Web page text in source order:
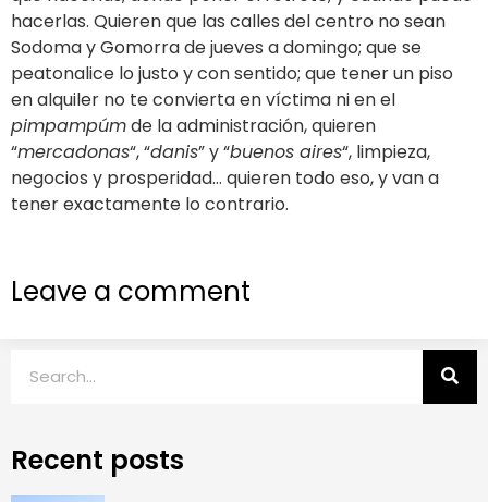
hacerlas. Quieren que las calles del centro no sean
Sodoma y Gomorra de jueves a domingo; que se
peatonalice lo justo y con sentido; que tener un piso
en alquiler no te convierta en víctima ni en el
pimpampúmde la administración, quieren
“mercadonas“, “danis” y “buenos aires“, limpieza,
negocios y prosperidad… quieren todo eso, y van a
tener exactamente lo contrario.
Leave a comment
Recent posts